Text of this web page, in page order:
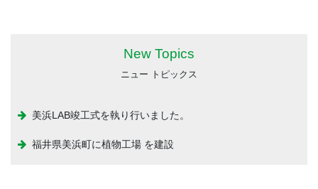
New Topics
ニュー トピックス
美浜LAB竣⼯式を執り⾏いました。
福井県美浜町に植物工場 を建設